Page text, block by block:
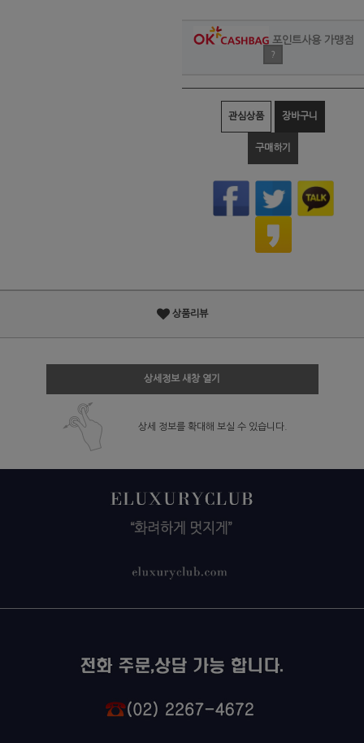
포인트사용 가맹점
?
관심상품 장바구니
구매하기
상품리뷰
상세정보 새창 열기
상세 정보를 확대해 보실 수 있습니다.